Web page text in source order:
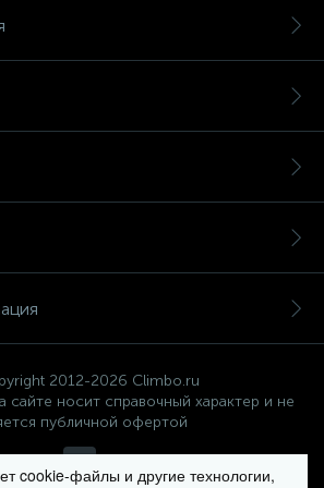
2012-2026 Climbo.ru
сайте носит справочный характер и не
публичной офертой
cookie-файлы и другие технологии,